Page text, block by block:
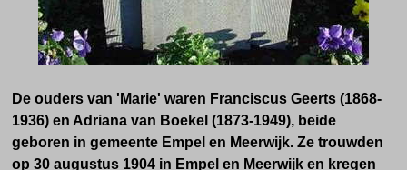
De ouders van 'Marie' waren Franciscus Geerts (1868-
1936) en Adriana van Boekel (1873-1949), beide
geboren in gemeente Empel en Meerwijk. Ze trouwden
op 30 augustus 1904 in Empel en Meerwijk en kregen